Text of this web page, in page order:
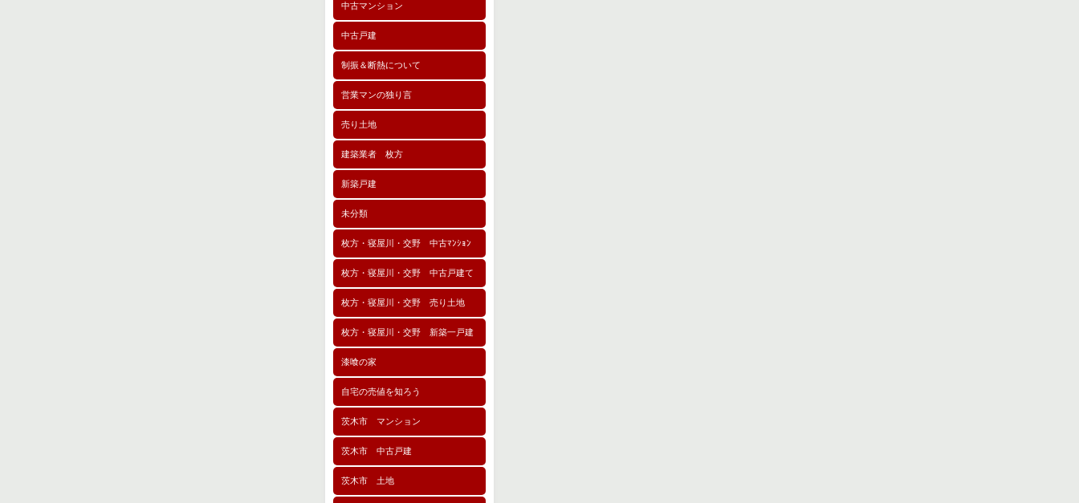
中古マンション
中古戸建
制振＆断熱について
営業マンの独り言
売り土地
建築業者 枚方
新築戸建
未分類
枚方・寝屋川・交野 中古ﾏﾝｼｮﾝ
枚方・寝屋川・交野 中古戸建て
枚方・寝屋川・交野 売り土地
枚方・寝屋川・交野 新築一戸建
漆喰の家
自宅の売値を知ろう
茨木市 マンション
茨木市 中古戸建
茨木市 土地